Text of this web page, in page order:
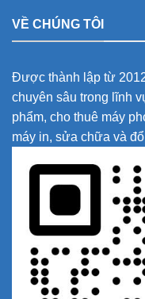
VỀ CHÚNG TÔI
Được thành lập từ
chuyên sâu trong lĩnh
phẩm, cho thuê máy
máy in, sửa chữa và